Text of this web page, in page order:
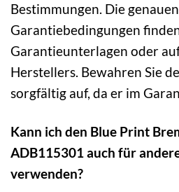
Bestimmungen. Die genauen
Garantiebedingungen
Garantieunterlagen oder
Herstellers. Bewahren Sie
sorgfältig auf, da er im
Kann ich den Blue Print
ADB115301 auch für
verwenden?